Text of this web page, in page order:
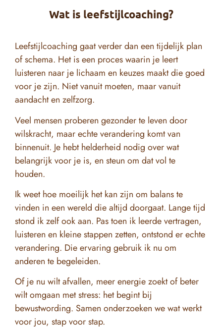
Wat is leefstijlcoaching?
Leefstijlcoaching gaat verder dan een tijdelijk plan
of schema. Het is een proces waarin je leert
luisteren naar je lichaam en keuzes maakt die goed
voor je zijn. Niet vanuit moeten, maar vanuit
aandacht en zelfzorg.
Veel mensen proberen gezonder te leven door
wilskracht, maar echte verandering komt van
binnenuit. Je hebt helderheid nodig over wat
belangrijk voor je is, en steun om dat vol te
houden.
Ik weet hoe moeilijk het kan zijn om balans te
vinden in een wereld die altijd doorgaat. Lange tijd
stond ik zelf ook aan. Pas toen ik leerde vertragen,
luisteren en kleine stappen zetten, ontstond er echte
verandering. Die ervaring gebruik ik nu om
anderen te begeleiden.
Of je nu wilt afvallen, meer energie zoekt of beter
wilt omgaan met stress: het begint bij
bewustwording. Samen onderzoeken we wat werkt
voor jou, stap voor stap.